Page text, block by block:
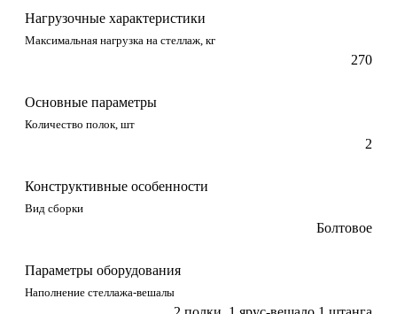
Нагрузочные характеристики
Максимальная нагрузка на стеллаж, кг
270
Основные параметры
Количество полок, шт
2
Конструктивные особенности
Вид сборки
Болтовое
Параметры оборудования
Наполнение стеллажа-вешалы